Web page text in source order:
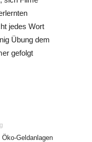
jedes Wort
Übung dem
gefolgt
Geldanlagen